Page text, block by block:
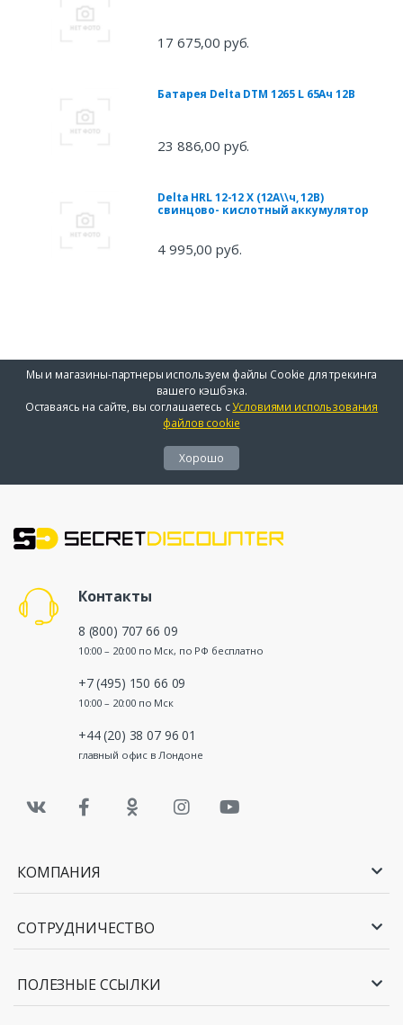
17 675,00 руб.
Батарея Delta DTM 1265 L 65Ач 12B
23 886,00 руб.
Delta HRL 12-12 X (12А\\ч, 12В)
свинцово- кислотный аккумулятор
4 995,00 руб.
Мы и магазины-партнеры используем файлы Cookie для трекинга
вашего кэшбэка.
Оставаясь на сайте, вы соглашаетесь сУсловиями использования
файлов cookie
Хорошо
Контакты
8 (800) 707 66 09
10:00 – 20:00 по Мск, по РФ бесплатно
+7 (495) 150 66 09
10:00 – 20:00 по Мск
+44 (20) 38 07 96 01
главный офис в Лондоне
КОМПАНИЯ
СОТРУДНИЧЕСТВО
ПОЛЕЗНЫЕ ССЫЛКИ